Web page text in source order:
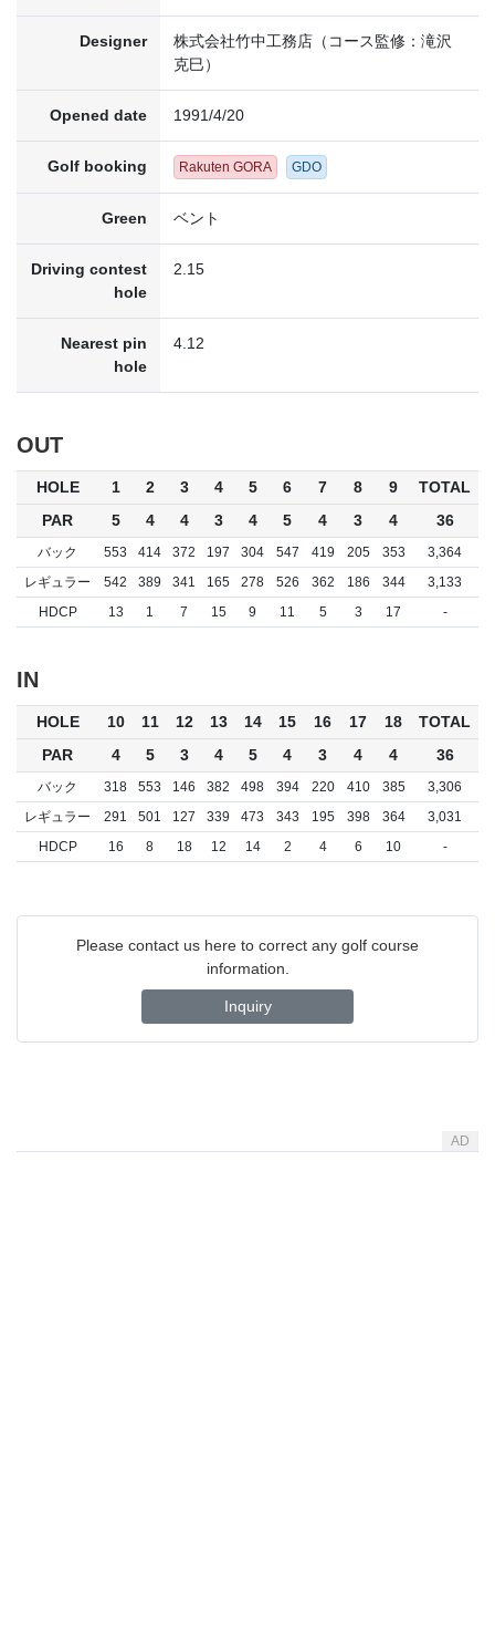
Designer
株式会社竹中工務店（コース監修：滝沢
克巳）
Opened date 1991/4/20
Golf booking Rakuten GORA GDO
Green ベント
Driving contest
hole
2.15
Nearest pin
hole
4.12
OUT
HOLE 1 2 3 4 5 6 7 8 9
TOTAL
PAR
5 4 4 3 4 5 4 3 4 36
バック 553 414 372 197 304 547 419 205 353
3,364
レギュラー
542 389 341 165 278 526 362 186 344
3,133
HDCP
13 1 7 15 9 11 5 3 17 -
IN
HOLE 10 11 12 13 14 15 16 17 18
TOTAL
PAR
4 5 3 4 5 4 3 4 4 36
バック 318 553 146 382 498 394 220 410 385
3,306
レギュラー
291 501 127 339 473 343 195 398 364
3,031
HDCP
16 8 18 12 14 2 4 6 10 -
Please contact us here to correct any golf course
information.
Inquiry
AD